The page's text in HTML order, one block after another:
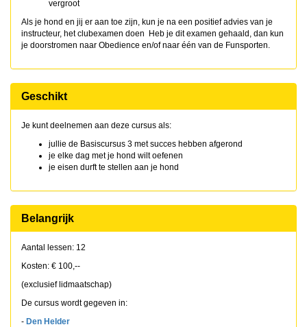
vergroot
Als je hond en jij er aan toe zijn, kun je na een positief advies van je
instructeur, het clubexamen doen Heb je dit examen gehaald, dan kun
je doorstromen naar Obedience en/of naar één van de Funsporten.
Geschikt
Je kunt deelnemen aan deze cursus als:
jullie de Basiscursus 3 met succes hebben afgerond
je elke dag met je hond wilt oefenen
je eisen durft te stellen aan je hond
Belangrijk
Aantal lessen: 12
Kosten: € 100,--
(exclusief lidmaatschap)
De cursus wordt gegeven in:
- Den Helder